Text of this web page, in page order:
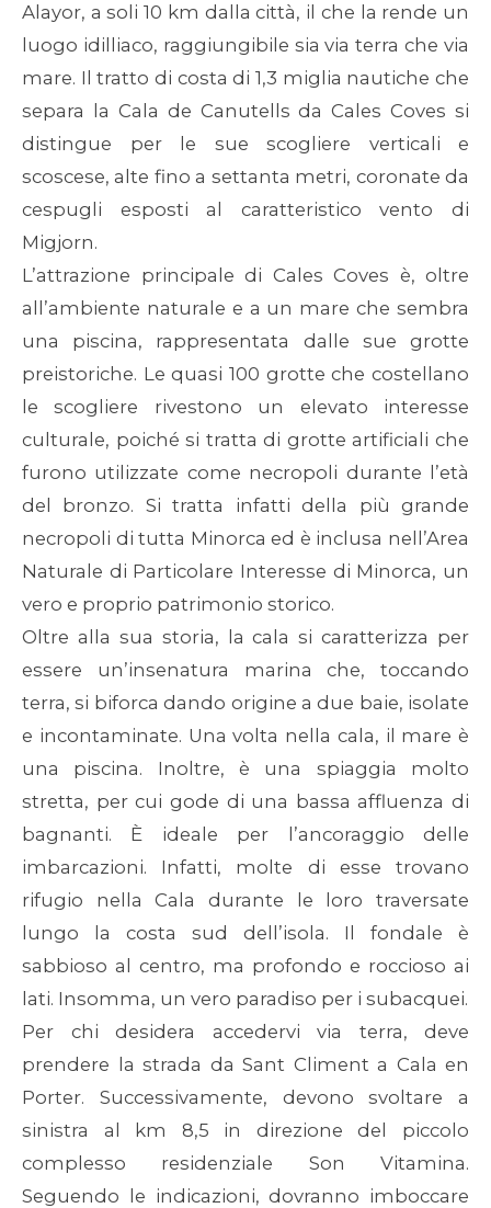
Alayor, a soli 10 km dalla città, il che la rende un
luogo idilliaco, raggiungibile sia via terra che via
mare. Il tratto di costa di 1,3 miglia nautiche che
separa la Cala de Canutells da Cales Coves si
distingue per le sue scogliere verticali e
scoscese, alte fino a settanta metri, coronate da
cespugli esposti al caratteristico vento di
Migjorn.
L’attrazione principale di Cales Coves è, oltre
all’ambiente naturale e a un mare che sembra
una piscina, rappresentata dalle sue grotte
preistoriche. Le quasi 100 grotte che costellano
le scogliere rivestono un elevato interesse
culturale, poiché si tratta di grotte artificiali che
furono utilizzate come necropoli durante l’età
del bronzo. Si tratta infatti della più grande
necropoli di tutta Minorca ed è inclusa nell’Area
Naturale di Particolare Interesse di Minorca, un
vero e proprio patrimonio storico.
Oltre alla sua storia, la cala si caratterizza per
essere un’insenatura marina che, toccando
terra, si biforca dando origine a due baie, isolate
e incontaminate. Una volta nella cala, il mare è
una piscina. Inoltre, è una spiaggia molto
stretta, per cui gode di una bassa affluenza di
bagnanti. È ideale per l’ancoraggio delle
imbarcazioni. Infatti, molte di esse trovano
rifugio nella Cala durante le loro traversate
lungo la costa sud dell’isola. Il fondale è
sabbioso al centro, ma profondo e roccioso ai
lati. Insomma, un vero paradiso per i subacquei.
Per chi desidera accedervi via terra, deve
prendere la strada da Sant Climent a Cala en
Porter. Successivamente, devono svoltare a
sinistra al km 8,5 in direzione del piccolo
complesso residenziale Son Vitamina.
Seguendo le indicazioni, dovranno imboccare